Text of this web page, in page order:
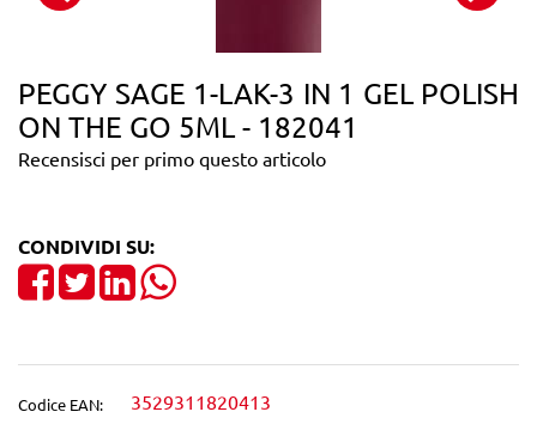
PEGGY SAGE 1-LAK-3 IN 1 GEL POLISH
ON THE GO 5ML - 182041
Recensisci per primo questo articolo
CONDIVIDI SU:
Share on Facebook
TweetShare on LinkedIn
Codice EAN: 3529311820413